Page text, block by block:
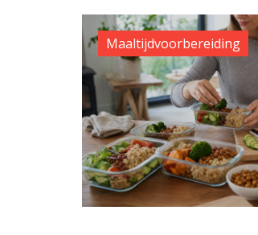
Maaltijdvoorbereiding